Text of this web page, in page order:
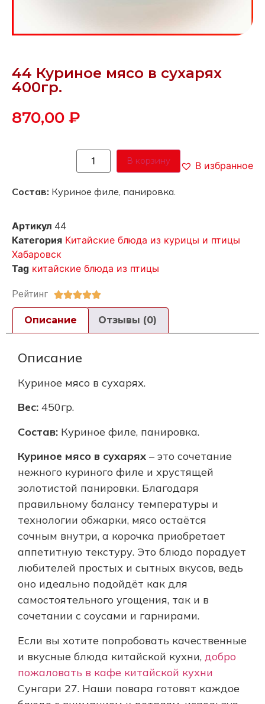
44 Куриное мясо в сухарях
400гр.
870,00 ₽
В корзину В избранное
Состав: Куриное филе, панировка.
Артикул 44
Категория Китайские блюда из курицы и птицы
Хабаровск
Tag китайские блюда из птицы
Рейтинг 
Описание Отзывы (0)
Описание
Куриное мясо в сухарях.
Вес: 450гр.
Состав: Куриное филе, панировка.
Куриное мясо в сухарях – это сочетание
нежного куриного филе и хрустящей
золотистой панировки. Благодаря
правильному балансу температуры и
технологии обжарки, мясо остаётся
сочным внутри, а корочка приобретает
аппетитную текстуру. Это блюдо порадует
любителей простых и сытных вкусов, ведь
оно идеально подойдёт как для
самостоятельного угощения, так и в
сочетании с соусами и гарнирами.
Если вы хотите попробовать качественные
и вкусные блюда китайской кухни, добро
пожаловать в кафе китайской кухни
Сунгари 27. Наши повара готовят каждое